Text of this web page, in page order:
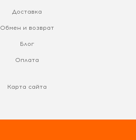
Доставка
Обмен и возврат
Блог
Оплата
Карта сайта